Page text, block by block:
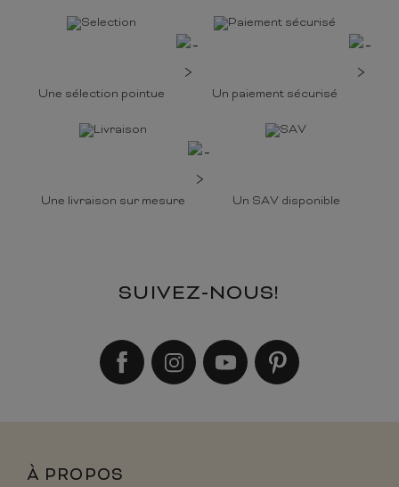
Une sélection pointue Un paiement sécurisé
Une livraison sur mesure Un SAV disponible
SUIVEZ-NOUS!
À PROPOS